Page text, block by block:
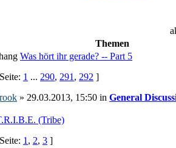
Themen
Was hört ihr gerade? -- Part 5
1 ... 290, 291 , 292 ]
» 29.03.2013, 15:50 in General
(Tribe)
1 , 2, 3 ]